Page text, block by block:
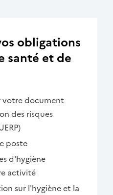
obligations
santé et de
votre document
des risques
poste
d'hygiène
activité
sur l'hygiène et la